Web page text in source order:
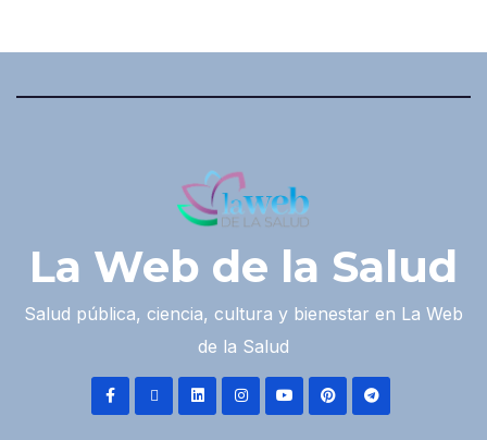
La Web de la Salud
Salud pública, ciencia, cultura y bienestar en La Web
de la Salud